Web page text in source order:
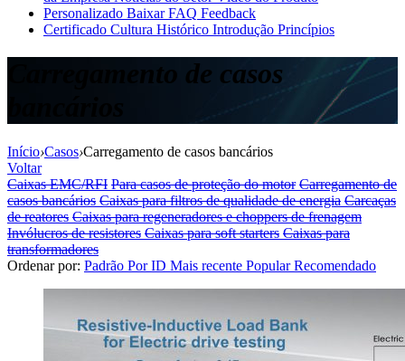
Personalizado Baixar FAQ Feedback
Certificado Cultura Histórico Introdução Princípios
Carregamento de casos
Início›Casos›Carregamento de casos bancários
Voltar
Caixas EMC/RFI Para casos de proteção do motor Carregamento de
casos bancários Caixas para filtros de qualidade de energia Carcaças
de reatores Caixas para regeneradores e choppers de frenagem
Invólucros de resistores Caixas para soft starters Caixas para
transformadores
Ordenar por: Padrão Por ID Mais recente PopularRecomendado